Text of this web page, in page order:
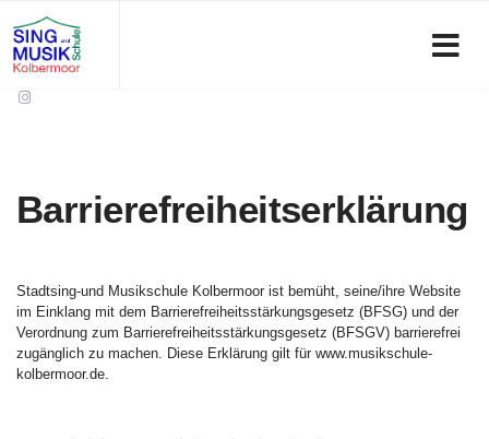
Barrierefreiheitserklärung
Stadtsing-und Musikschule Kolbermoor ist bemüht, seine/ihre Website
im Einklang mit dem Barrierefreiheitsstärkungsgesetz (BFSG) und der
Verordnung zum Barrierefreiheitsstärkungsgesetz (BFSGV) barrierefrei
zugänglich zu machen. Diese Erklärung gilt für www.musikschule-
kolbermoor.de.